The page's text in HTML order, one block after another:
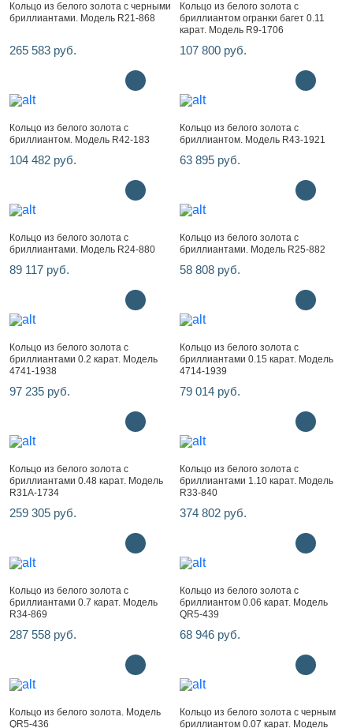
Кольцо из белого золота с черными
бриллиантами. Модель R21-868
265 583 руб.
Кольцо из белого золота с
бриллиантом огранки багет 0.11
карат. Модель R9-1706
107 800 руб.
Кольцо из белого золота с
бриллиантом. Модель R42-183
104 482 руб.
Кольцо из белого золота с
бриллиантом. Модель R43-1921
63 895 руб.
Кольцо из белого золота с
бриллиантами. Модель R24-880
89 117 руб.
Кольцо из белого золота с
бриллиантами. Модель R25-882
58 808 руб.
Кольцо из белого золота с
бриллиантами 0.2 карат. Модель
4741-1938
97 235 руб.
Кольцо из белого золота с
бриллиантами 0.15 карат. Модель
4714-1939
79 014 руб.
Кольцо из белого золота с
бриллиантами 0.48 карат. Модель
R31A-1734
259 305 руб.
Кольцо из белого золота с
бриллиантами 1.10 карат. Модель
R33-840
374 802 руб.
Кольцо из белого золота с
бриллиантами 0.7 карат. Модель
R34-869
287 558 руб.
Кольцо из белого золота с
бриллиантом 0.06 карат. Модель
QR5-439
68 946 руб.
Кольцо из белого золота. Модель
QR5-436
Кольцо из белого золота с черным
бриллиантом 0.07 карат. Модель